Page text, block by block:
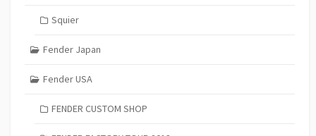
Squier
Fender Japan
Fender USA
FENDER CUSTOM SHOP